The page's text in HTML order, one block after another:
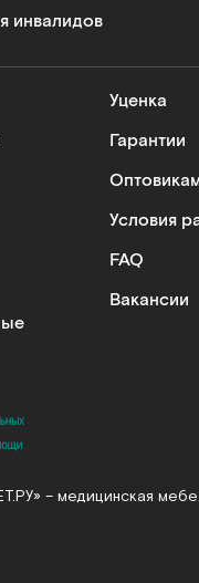
инвалидов
Уценка
Гарантии
Условия
FAQ
Вакансии
– медицинская